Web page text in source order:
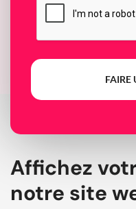
FAIRE
Affichez
notre site